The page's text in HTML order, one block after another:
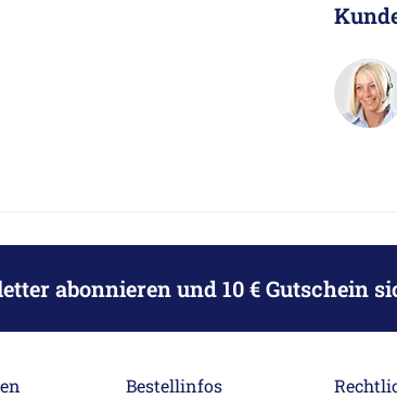
abonnierenund 10 € Gutschein
Bestellinfos